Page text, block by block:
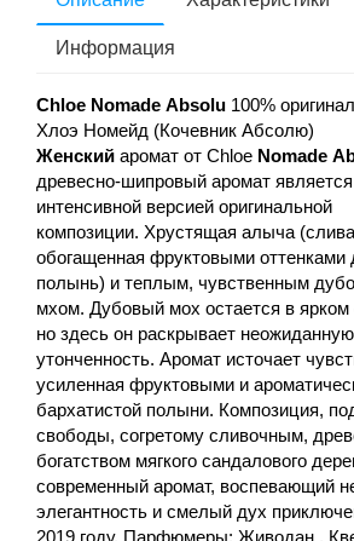
Информация
Chloe Nomade Absolu 100%
Хлоэ Номейд (Кочевник Абсолю)
Женский аромат от Chloe Nomade
древесно-шипровый аромат
интенсивной версией оригинальной
композиции. Хрустящая алыча
обогащенная фруктовыми оттенками
полынь) и теплым, чувственным
мхом. Дубовый мох остается в ярком
но здесь он раскрывает
утонченность. Аромат источает
усиленная фруктовыми и
бархатистой полыни. Композиция,
свободы, согретому сливочным,
богатством мягкого сандалового
современный аромат, воспевающий
элегантность и смелый дух
2019 году. Парфюмеры: Живодан ,